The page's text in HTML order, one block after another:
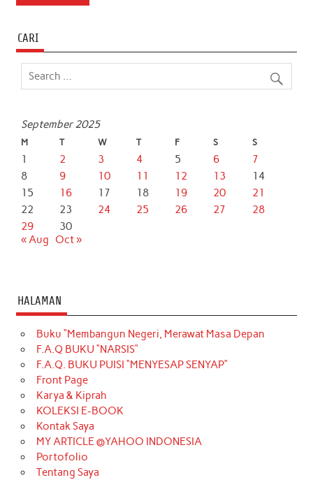
o
o
e
r
A
d
CARI
September 2025
M T W T F S S
1 2 3 4 5 6
7
8
9 10 11 12 13
14
15
16 17 18 19 20
21
22
23 24 25 26 27
28
29
30
« Aug
Oct »
HALAMAN
Buku “Membangun Negeri, Merawat Masa Depan
F.A.Q BUKU “NARSIS”
F.A.Q. BUKU PUISI “MENYESAP SENYAP”
Front Page
Karya & Kiprah
KOLEKSI E-BOOK
Kontak Saya
MY ARTICLE @YAHOO INDONESIA
Portofolio
Tentang Saya